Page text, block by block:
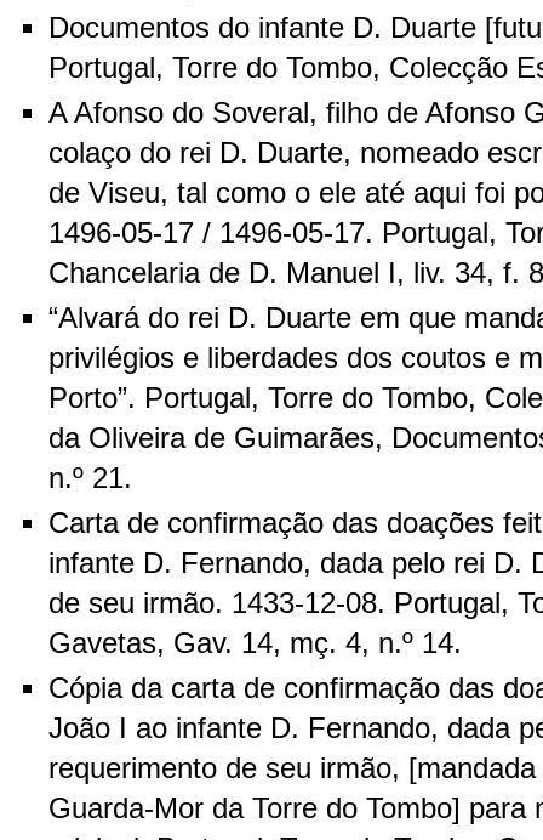
Documentos do infante D. Duarte
Portugal, Torre do Tombo, Colecção
A Afonso do Soveral, filho de Afonso
colaço do rei D. Duarte, nomeado
de Viseu, tal como o ele até aqui foi
1496-05-17 / 1496-05-17. Portugal,
Chancelaria de D. Manuel I, liv. 34, f.
“Alvará do rei D. Duarte em que
privilégios e liberdades dos coutos e
Porto”. Portugal, Torre do Tombo,
da Oliveira de Guimarães,
n.º 21.
Carta de confirmação das doações
infante D. Fernando, dada pelo rei D.
de seu irmão. 1433-12-08. Portugal,
Gavetas, Gav. 14, mç. 4, n.º 14.
Cópia da carta de confirmação das
João I ao infante D. Fernando, dada
requerimento de seu irmão,
Guarda-Mor da Torre do Tombo] para